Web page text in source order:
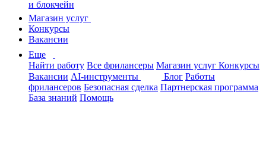
и блокчейн
Магазин услуг
Конкурсы
Вакансии
Еще
Найти работу Все фрилансеры Магазин услуг Конкурсы
Вакансии AI-инструменты Блог Работы
фрилансеров Безопасная сделка Партнерская программа
База знаний Помощь